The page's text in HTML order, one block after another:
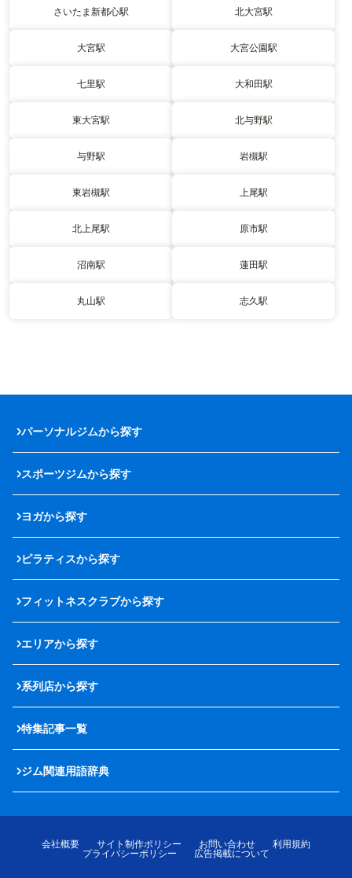
さいたま新都心駅 北大宮駅
大宮駅 大宮公園駅
七里駅 大和田駅
東大宮駅 北与野駅
与野駅 岩槻駅
東岩槻駅 上尾駅
北上尾駅 原市駅
沼南駅 蓮田駅
丸山駅 志久駅
パーソナルジムから探す
スポーツジムから探す
ヨガから探す
ピラティスから探す
フィットネスクラブから探す
エリアから探す
系列店から探す
特集記事一覧
ジム関連用語辞典
会社概要 サイト制作ポリシー お問い合わせ
利用規約
プライバシーポリシー
広告掲載について